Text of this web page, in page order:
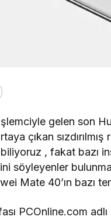
gelen son
çıkan
, fakat bazı
söyleyenler
Mate 40’ın bazı
PCOnline.com adlı